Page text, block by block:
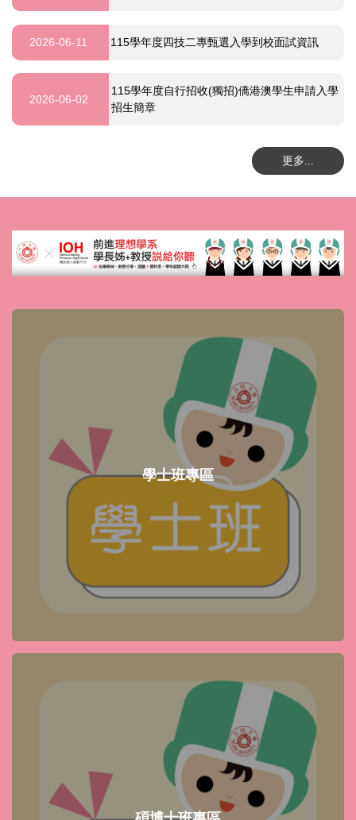
2026-06-11 115學年度四技二專甄選入學到校面試資訊
2026-06-02
115學年度自行招收(獨招)僑港澳學生申請入學
招生簡章
更多...
學士班專區